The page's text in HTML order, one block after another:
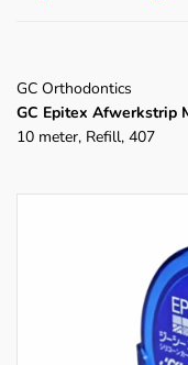
GC Orthodontics
GC Epitex Afwerkstrip
10 meter, Refill, 407